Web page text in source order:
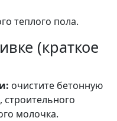
теплого пола.
(краткое
очистите бетонную
строительного
молочка.